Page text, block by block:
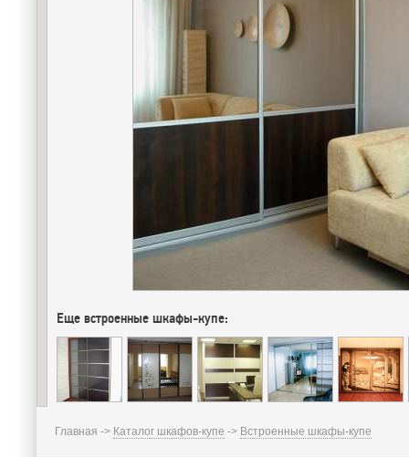
Еще встроенные шкафы-купе:
Главная -> Каталог шкафов-купе -> Встроенные шкафы-купе